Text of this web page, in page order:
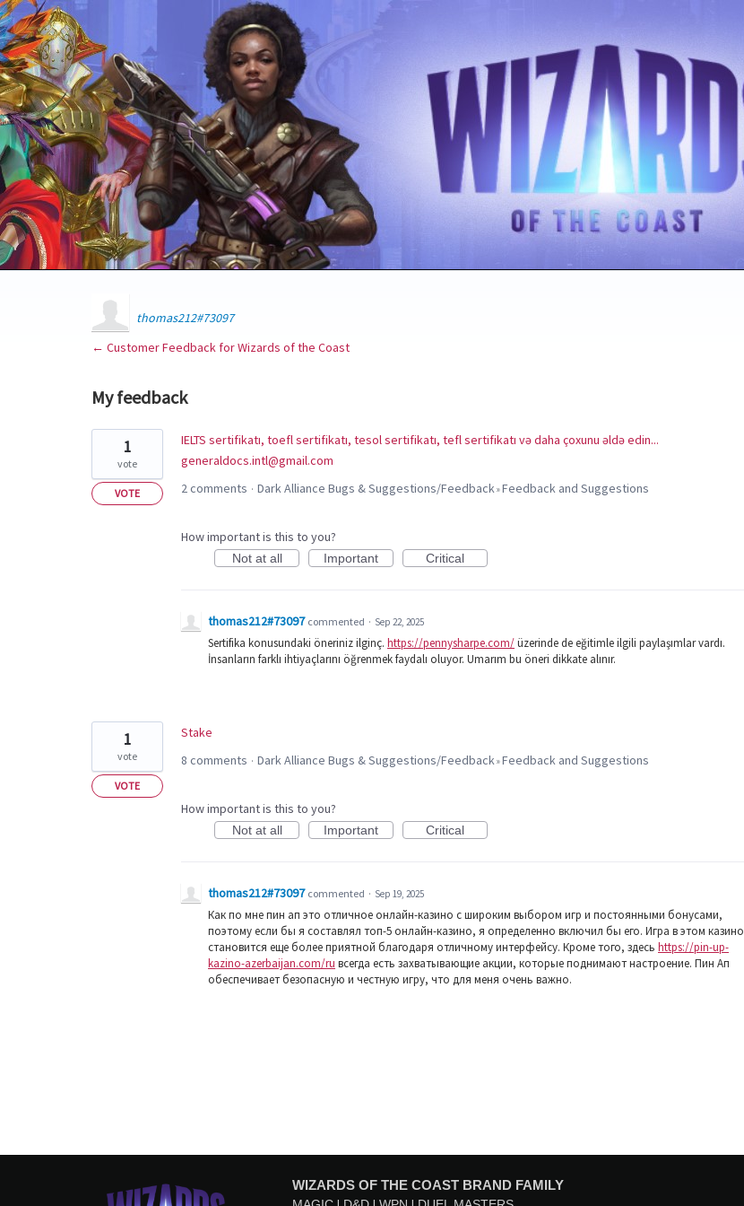
thomas212#73097
← Customer Feedback for Wizards of the Coast
My feedback
results
found
IELTS sertifikatı, toefl sertifikatı, tesol sertifikatı, tefl sertifikatı və daha çoxunu əldə edin...
generaldocs.intl@gmail.com
1
vote
VOTE 2 comments · Dark Alliance Bugs & Suggestions/Feedback»Feedback and Suggestions
How important is this to you?
Not at all Important Critical
thomas212#73097 commented · Sep 22, 2025
Sertifika konusundaki öneriniz ilginç. https://pennysharpe.com/üzerinde de eğitimle ilgili paylaşımlar vardı.
İnsanların farklı ihtiyaçlarını öğrenmek faydalı oluyor. Umarım bu öneri dikkate alınır.
Stake
1
vote
VOTE
8 comments · Dark Alliance Bugs & Suggestions/Feedback»Feedback and Suggestions
How important is this to you?
Not at all Important Critical
thomas212#73097 commented · Sep 19, 2025
Как по мне пин ап это отличное онлайн-казино с широким выбором игр и постоянными бонусами,
поэтому если бы я составлял топ-5 онлайн-казино, я определенно включил бы его. Игра в этом казино
становится еще более приятной благодаря отличному интерфейсу. Кроме того, здесь https://pin-up-
kazino-azerbaijan.com/ru всегда есть захватывающие акции, которые поднимают настроение. Пин Ап
обеспечивает безопасную и честную игру, что для меня очень важно.
WIZARDS OF THE COAST BRAND FAMILY